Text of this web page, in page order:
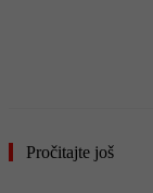
Pročitajte još